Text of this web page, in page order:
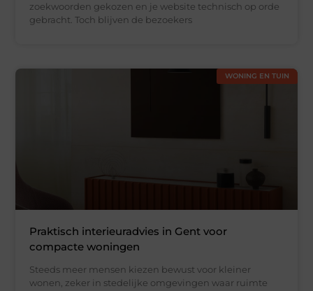
zoekwoorden gekozen en je website technisch op orde
gebracht. Toch blijven de bezoekers
WONING EN TUIN
Praktisch interieuradvies in Gent voor
compacte woningen
Steeds meer mensen kiezen bewust voor kleiner
wonen, zeker in stedelijke omgevingen waar ruimte